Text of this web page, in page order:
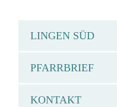
LINGEN SÜD
PFARRBRIEF
KONTAKT